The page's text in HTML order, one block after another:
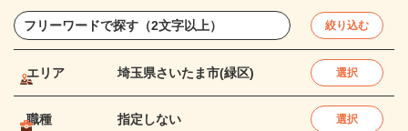
絞り込む
エリア 埼玉県さいたま市(緑区) 選択
職種 指定しない 選択